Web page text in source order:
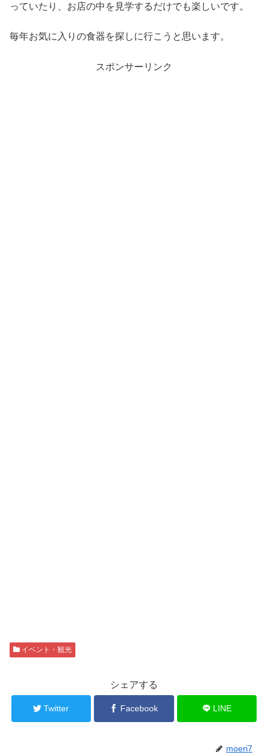
っていたり、お店の中を見学するだけでも楽しいです。
毎年お気に入りの食器を探しに行こうと思います。
スポンサーリンク
イベント・観光
シェアする
Twitter Facebook LINE
moeri7